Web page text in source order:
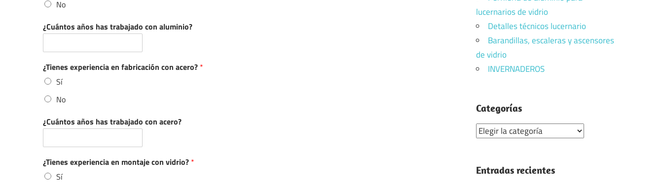
No
¿Cuántos años has trabajado con aluminio?
¿Tienes experiencia en fabricación con acero? *
Sí
No
¿Cuántos años has trabajado con acero?
¿Tienes experiencia en montaje con vidrio? *
Sí
lucernarios de vidrio
Detalles técnicos lucernario
Barandillas, escaleras y ascensores
de vidrio
INVERNADEROS
Categorías
Categorías
Entradas recientes